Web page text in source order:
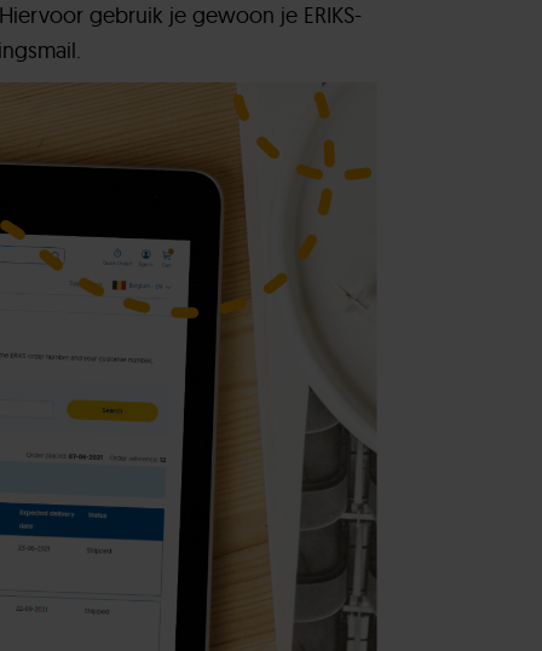
gebruik je gewoon je ERIKS-